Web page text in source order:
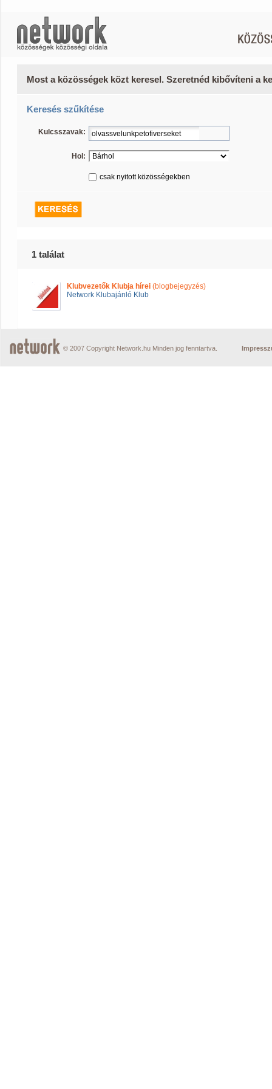
Most a közösségek közt keresel. Szeretnéd kibővíteni a
Keresés szűkítése
Kulcsszavak:
Hol:
csak nyitott közösségekben
1 találat
Klubvezetők Klubja hírei (blogbejegyzés)
Network Klubajánló Klub
© 2007 Copyright Network.hu Minden jog fenntartva.